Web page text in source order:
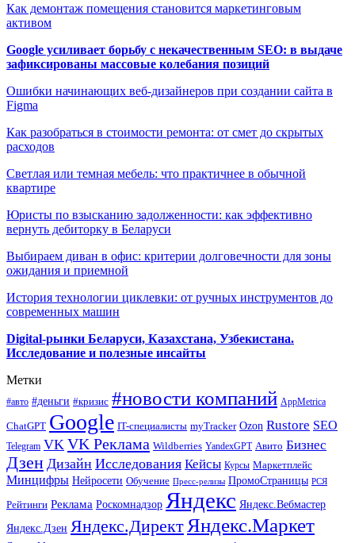
Как демонтаж помещения становится маркетинговым
активом
Google усиливает борьбу с некачественным SEO: в выдаче
зафиксированы массовые колебания позиций
Ошибки начинающих веб-дизайнеров при создании сайта в
Figma
Как разобраться в стоимости ремонта: от смет до скрытых
расходов
Светлая или темная мебель: что практичнее в обычной
квартире
Юристы по взысканию задолженности: как эффективно
вернуть дебиторку в Беларуси
Выбираем диван в офис: критерии долговечности для зоны
ожидания и приемной
История технологии циклевки: от ручных инструментов до
современных машин
Digital-рынки Беларуси, Казахстана, Узбекистана.
Исследование и полезные инсайты
Метки
#авто #деньги #кризис #новости компаний AppMetrica
ChatGPT Google IT-специалисты myTracker Ozon Rustore SEO
Telegram VK VK Реклама Wildberries YandexGPT Авито Бизнес
Дзен Дизайн Исследования Кейсы Курсы Маркетплейс
Минцифры Нейросети Обучение Пресс-релизы ПромоСтраницы РСЯ
Рейтинги Реклама Роскомнадзор Яндекс Яндекс.Вебмастер
Яндекс.Дзен Яндекс.ДиректЯндекс.Маркет